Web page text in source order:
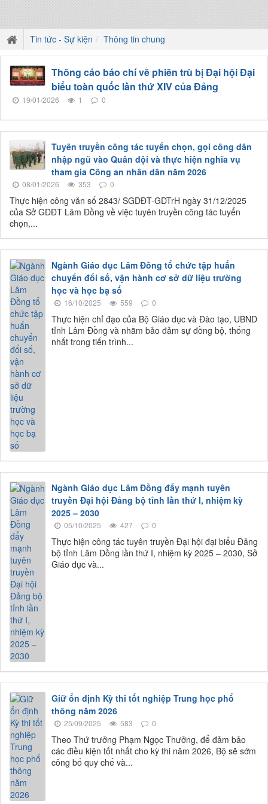
Tin tức - Sự kiện Thông tin chung
Thông cáo báo chí về phiên trù bị Đại hội Đại
biểu toàn quốc lần thứ XIV của Đảng
19/01/2026 1 0
Tuyên truyền công tác tuyển chọn, gọi công dân
nhập ngũ vào Quân đội và thực hiện nghĩa vụ
tham gia Công an nhân dân năm 2026
08/01/2026 353 0
Thực hiện công văn số 2843/ SGDĐT-GDTrH ngày 31/12/2025
của Sở GDĐT Lâm Đồng về việc tuyên truyền công tác tuyển
chọn,...
Ngành Giáo dục Lâm Đồng tổ chức tập huấn
chuyển đổi số, vận hành cơ sở dữ liệu trường
học và học bạ số
16/10/2025 559 0
Thực hiện chỉ đạo của Bộ Giáo dục và Đào tạo, UBND
tỉnh Lâm Đồng và nhằm bảo đảm sự đồng bộ, thống
nhất trong tiến trình...
Ngành Giáo dục Lâm Đồng đẩy mạnh tuyên
truyền Đại hội Đảng bộ tỉnh lần thứ I, nhiệm kỳ
2025 – 2030
05/10/2025 427 0
Thực hiện công tác tuyên truyền Đại hội đại biểu Đảng
bộ tỉnh Lâm Đồng lần thứ I, nhiệm kỳ 2025 – 2030, Sở
Giáo dục và...
Giữ ổn định Kỳ thi tốt nghiệp Trung học phổ
thông năm 2026
25/09/2025 583 0
Theo Thứ trưởng Phạm Ngọc Thưởng, để đảm bảo
các điều kiện tốt nhất cho kỳ thi năm 2026, Bộ sẽ sớm
công bố quy chế và...